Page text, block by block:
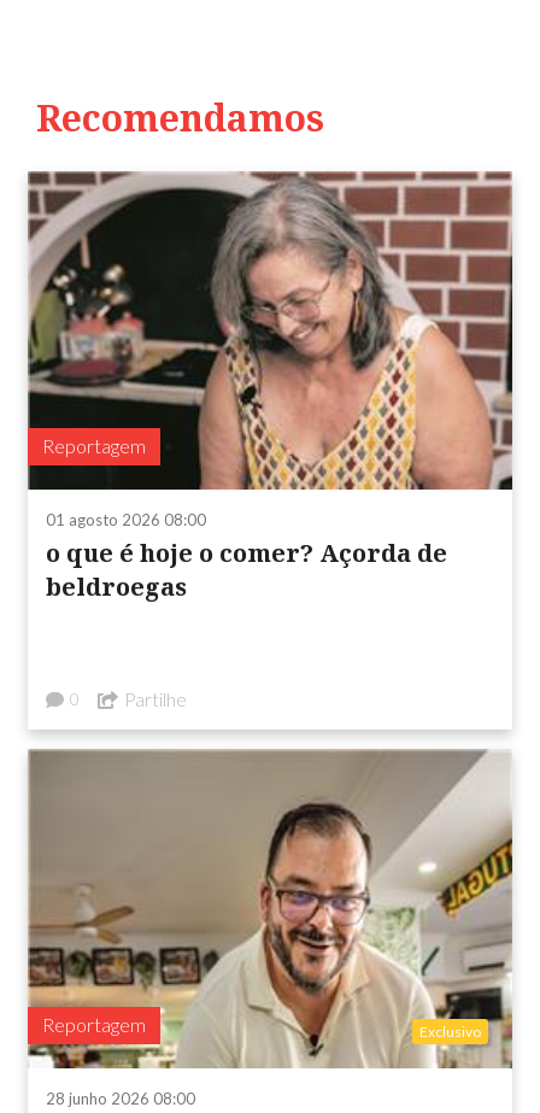
Recomendamos
Reportagem
01 agosto 2026 08:00
o que é hoje o comer? Açorda de
beldroegas
0 Partilhe
Reportagem Exclusivo
28 junho 2026 08:00